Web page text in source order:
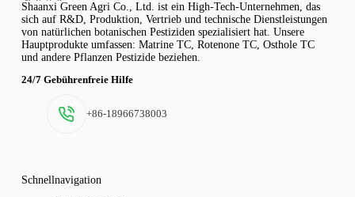
Shaanxi Green Agri Co., Ltd. ist ein High-Tech-Unternehmen, das
sich auf R&D, Produktion, Vertrieb und technische Dienstleistungen
von natürlichen botanischen Pestiziden spezialisiert hat. Unsere
Hauptprodukte umfassen: Matrine TC, Rotenone TC, Osthole TC
und andere Pflanzen Pestizide beziehen.
24/7 Gebührenfreie Hilfe
+86-18966738003
Schnellnavigation